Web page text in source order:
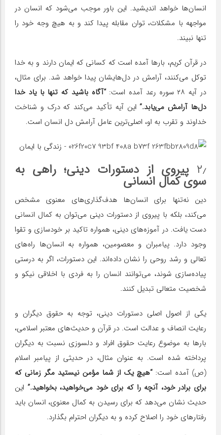
انسان‌ها خواهد اندیشید. این باور موجب می‌شود که انسان در
مواجهه با مشکلات، توان مقابله پیدا کند و به هیچ وجه خود را
تنها نبیند.
در قرآن کریم، بارها آمده است که کسانی که ایمان دارند و به خدا
توکل می‌کنند، آرامش در دل‌هایشان پیدا خواهد شد. برای مثال،
در آیه ۲۸ سوره رعد آمده است:
“آگاه باشید که تنها با یاد خدا
دل‌ها آرامش می‌یابد.”این آیه تأکید می‌کند که درک و شناخت
خداوند و تقرب به او، اصلی‌ترین عامل آرامش دل انسان است.
۲٫ پیروی از دستورات دینی؛ راهی به
سوی کمال انسانی
دین نه‌تنها برای انسان‌ها هدف‌گذاری‌های معنوی مشخص
می‌کند، بلکه با پیروی از دستورات دینی می‌توان به کمال انسانی
دست یافت. در آموزه‌های دینی، همواره تاکید بر خودسازی و تقوا
وجود دارد. پیامبران و معصومین، همواره به انسان‌ها راه‌های
تعالی و رشد روحی را نشان داده‌اند. این دستورات، اگر به درستی
پیاده‌سازی شوند، می‌توانند انسان را به فردی با اخلاقی نیکو و
شخصیت متعالی تبدیل کنند.
یکی از اصول اصلی دستورات دینی، توجه به حقوق دیگران و
رعایت انصاف و عدالت است. در قرآن و حدیث‌های معتبر اسلامی،
بارها به موضوع رعایت حقوق افراد و دلسوزی نسبت به دیگران
پرداخته شده است. به عنوان مثال، در حدیثی از پیامبر اسلام
(ص) آمده است: “هیچ یک از شما مؤمن نیستید مگر زمانی که
برای برادر خود، آنچه را که برای خود می‌خواهید، بخواهید.” این
حدیث نشان می‌دهد که برای رسیدن به کمال معنوی، انسان باید
رفتارهای خود را اصلاح کرده و به دیگران احترام بگذارد.